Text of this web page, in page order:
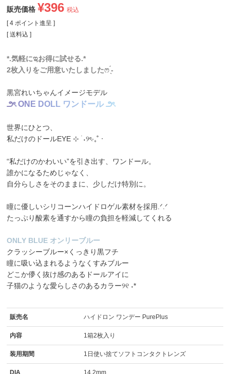
販売価格 ¥396 税込
[ 4 ポイント進呈 ]
送料込
*.気軽にಇお得に試せる.*
2枚入りをご用意いたしましたෆ ̖́-
黒宮れいちゃんイメージモデル
౨ৎ ON E DOL L ワ ン ドール ౨ৎ
世界にひとつ、
私だけのドールEYE ⊹ ࣪ ˖୨ৎ‧₊˚ ⋅
“私だけのかわいい”を引き出す、ワンドール。
誰かになるためじゃなく、
自分らしさをそのままに、少しだけ特別に。
瞳に優しいシリコーンハイドロゲル素材を採用.ᐟ.ᐟ
たっぷり酸素を通すから瞳の負担を軽減してくれる
ONLY BLUE オンリーブルー
クラッシーブルー×くっきり黒フチ
瞳に吸い込まれるようなくすみブルー
どこか儚く抜け感のあるドールアイに
子猫のような愛らしさのあるカラー୨୧ ˖*
販売名 ハイドロン ワンデー PurePlus
内容 1箱2枚入り
装用期間 1日使い捨てソフトコンタクトレンズ
DIA 14.2mm